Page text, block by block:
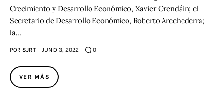
Crecimiento y Desarrollo Económico, Xavier Orendáin; el
Secretario de Desarrollo Económico, Roberto Arechederra;
la…
POR SJRT JUNIO 3, 2022 0
VER MÁS